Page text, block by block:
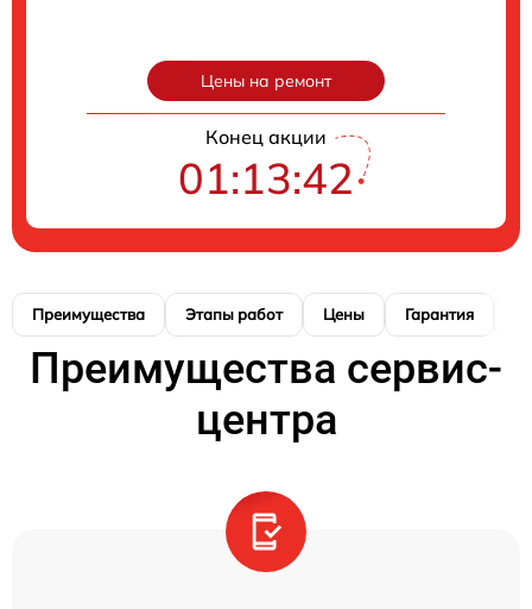
Цены на ремонт
Конец акции
01:13:41
Преимущества Этапы работ Цены Гарантия
Преимущества сервис-
центра